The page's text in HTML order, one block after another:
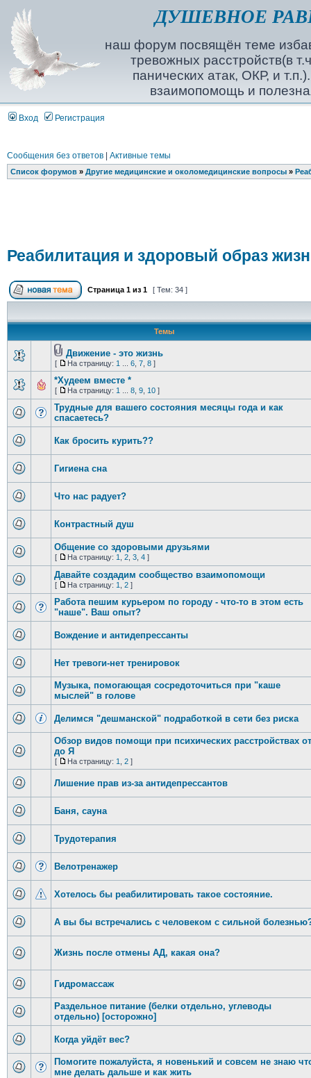
ДУШЕВНОЕ
наш форум посвящён теме
тревожных расстройств(в
панических атак, ОКР, и
взаимопомощь и
Вход Регистрация
Сообщения без ответов| Активные темы
Список форумов» Другие медицинские и околомедицинские вопросы»
Реабилитация и здоровый образ
Страница 1из 1 [ Тем: 34 ]
Темы
Движение - это жизнь
[ На страницу: 1 6, 7, 8]
*Худеем вместе *
[ На страницу: 1 8, 9, 10]
Трудные для вашего состояния месяцы года и как
спасаетесь?
Как бросить курить??
Гигиена сна
Что нас радует?
Контрастный душ
Общение со здоровыми друзьями
[ На страницу: 1 2, 3, 4]
Давайте создадим сообщество взаимопомощи
[ На страницу: 1 2]
Работа пешим курьером по городу - что-то в этом есть
"наше". Ваш опыт?
Вождение и антидепрессанты
Нет тревоги-нет тренировок
Музыка, помогающая сосредоточиться при "каше
мыслей" в голове
Делимся "дешманской" подработкой в сети без риска
Обзор видов помощи при психических расстройствах
до Я
[ На страницу: 1 2]
Лишение прав из-за антидепрессантов
Баня, сауна
Трудотерапия
Велотренажер
Хотелось бы реабилитировать такое состояние.
А вы бы встречались с человеком с сильной
Жизнь после отмены АД, какая она?
Гидромассаж
Раздельное питание (белки отдельно, углеводы
отдельно) [осторожно]
Когда уйдёт вес?
Помогите пожалуйста, я новенький и совсем не знаю
мне делать дальше и как жить